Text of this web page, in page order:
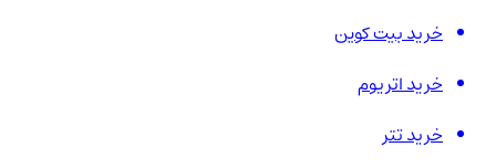
خرید بیت کوین
خرید اتریوم
خرید تتر